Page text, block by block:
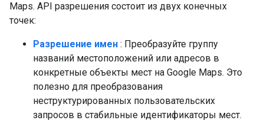
Maps. API разрешения состоит из двух конечных
точек:
Разрешение имен : Преобразуйте группу
названий местоположений или адресов в
конкретные объекты мест на Google Maps. Это
полезно для преобразования
неструктурированных пользовательских
запросов в стабильные идентификаторы мест.